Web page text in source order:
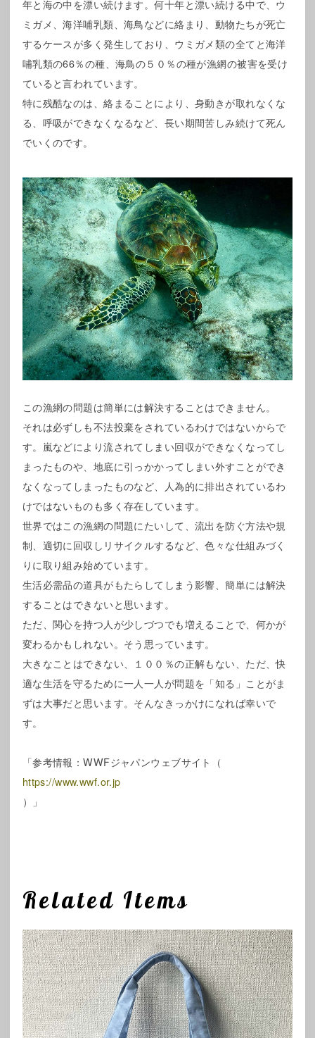
年と海の中を漂い続けます。何十年と漂い続ける中で、ウ
ミガメ、海洋哺乳類、海鳥などに絡まり、動物たちが死亡
するケースが多く発生しており、ウミガメ類の全てと海洋
哺乳類の66％の種、海鳥の５０％の種が漁網の被害を受け
ていると言われています。
特に残酷なのは、絡まることにより、身動きが取れなくな
る、呼吸ができなくなるなど、長い期間苦しみ続けて死ん
でいくのです。
この漁網の問題は簡単には解決することはできません。
それは必ずしも不法投棄をされているわけではないからで
す。嵐などにより流されてしまい回収ができなくなってし
まったものや、地底に引っかかってしまい外すことができ
なくなってしまったものなど、人為的に排出されているわ
けではないものも多く存在しています。
世界ではこの漁網の問題にたいして、流出を防ぐ方法や規
制、適切に回収しリサイクルするなど、色々な仕組みづく
りに取り組み始めています。
生活必需品の道具がもたらしてしまう影響、簡単には解決
することはできないと思います。
ただ、関心を持つ人が少しづつでも増えることで、何かが
変わるかもしれない。そう思っています。
大きなことはできない、１００％の正解もない、ただ、快
適な生活を守るために一人一人が問題を「知る」ことがま
ずは大事だと思います。そんなきっかけになれば幸いで
す。
「参考情報：WWFジャパンウェブサイト（
https://www.wwf.or.jp
）」
Related Items